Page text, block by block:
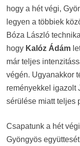
hogy a hét végi,
legyen a többiek
Bóza László
hogy Kalóz Ádám
már teljes
végén. Ugyanakkor
reményekkel igazolt
sérülése miatt teljes
Csapatunk a hét
Gyöngyös